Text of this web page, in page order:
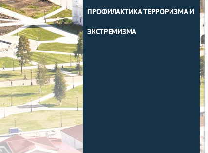
ПРОФИЛАКТИКА ТЕРРОРИЗМА И
ЭКСТРЕМИЗМА